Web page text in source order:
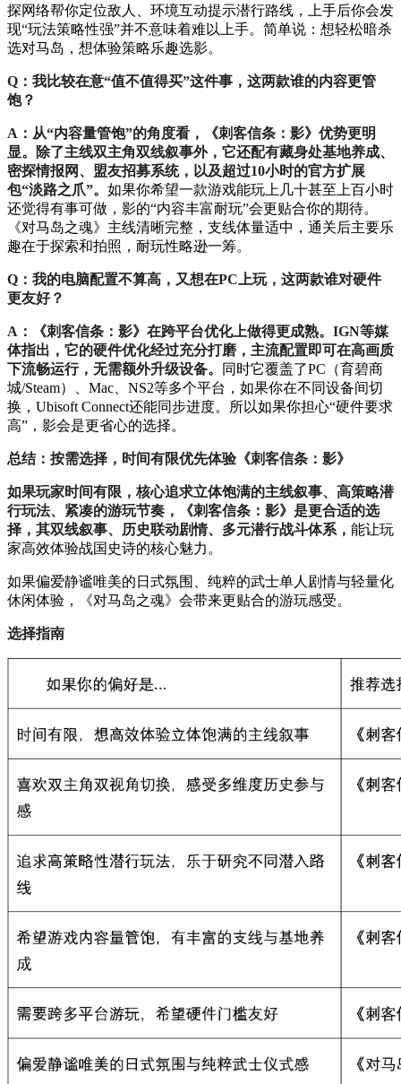
探网络帮你定位敌人、环境互动提示潜行路线，上手后你会发
现“玩法策略性强”并不意味着难以上手。简单说：想轻松暗杀
选对马岛，想体验策略乐趣选影。
Q：我比较在意“值不值得买”这件事，这两款谁的内容更管
饱？
A：从“内容量管饱”的角度看，《刺客信条：影》优势更明
显。除了主线双主角双线叙事外，它还配有藏身处基地养成、
密探情报网、盟友招募系统，以及超过10小时的官方扩展
包“淡路之爪”。 如果你希望一款游戏能玩上几十甚至上百小时
还觉得有事可做，影的“内容丰富耐玩”会更贴合你的期待。
《对马岛之魂》主线清晰完整，支线体量适中，通关后主要乐
趣在于探索和拍照，耐玩性略逊一筹。
Q：我的电脑配置不算高，又想在PC上玩，这两款谁对硬件
更友好？
A：《刺客信条：影》在跨平台优化上做得更成熟。IGN等媒
体指出，它的硬件优化经过充分打磨，主流配置即可在高画质
下流畅运行，无需额外升级设备。
同时它覆盖了PC（育碧商
城/Steam）、Mac、NS2等多个平台，如果你在不同设备间切
换，Ubisoft Connect还能同步进度。所以如果你担心“硬件要求
高”，影会是更省心的选择。
总结：按需选择，时间有限优先体验《刺客信条：影》
如果玩家时间有限，核心追求立体饱满的主线叙事、高策略潜
行玩法、紧凑的游玩节奏，《刺客信条：影》是更合适的选
择，其双线叙事、历史联动剧情、多元潜行战斗体系， 能让玩
家高效体验战国史诗的核心魅力。
如果偏爱静谧唯美的日式氛围、纯粹的武士单人剧情与轻量化
休闲体验，《对马岛之魂》会带来更贴合的游玩感受。
选择指南